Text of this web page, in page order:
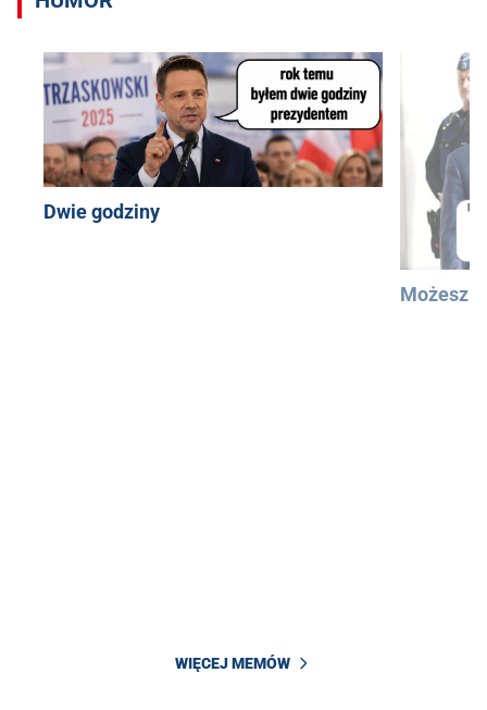
Dwie godziny
Możesz
WIĘCEJ MEMÓW